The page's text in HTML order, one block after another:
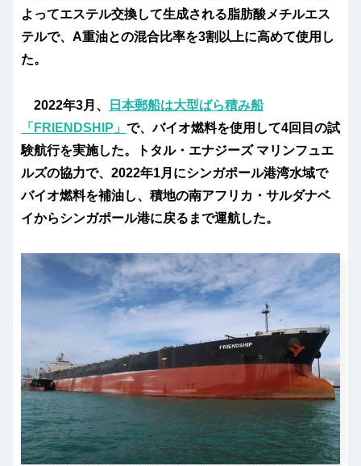
よってエステル交換して生成される脂肪酸メチルエス
テルで、A重油との混合比率を3割以上に高めて使用し
た。
2022年3月、
日本郵船は大型ばら積み船
「FRIENDSHIP」 で、バイオ燃料を使用して4回目の試
験航行を実施した。トタル・エナジーズ マリンフュエ
ルズの協力で、2022年1月にシンガポール港湾水域で
バイオ燃料を補油し、積地の南アフリカ・サルダナベ
イからシンガポール港に戻るまで運航した。